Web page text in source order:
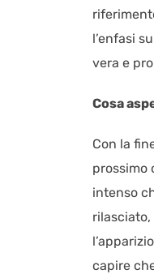
l’enfasi
vera e
Cosa
Con la
prossimo
intenso
capire